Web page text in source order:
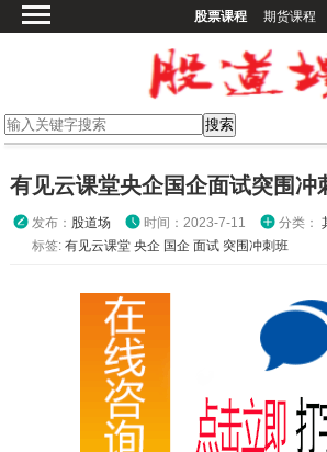
股票课程 期货课程
期货课程
外汇课程
高校课程
有见云课堂央企国企面试突围冲
发布： 股道场 时间：2023-7-11 分类：
标签: 有见云课堂 央企 国企 面试 突围冲刺班